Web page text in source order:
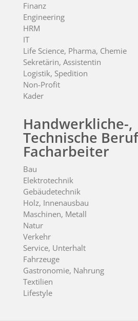
Finanz
Engineering
HRM
IT
Life Science, Pharma, Chemie
Sekretärin, Assistentin
Logistik, Spedition
Non-Profit
Kader
Handwerkliche-,
Technische
Facharbeiter
Bau
Elektrotechnik
Gebäudetechnik
Holz, Innenausbau
Maschinen, Metall
Natur
Verkehr
Service, Unterhalt
Fahrzeuge
Gastronomie, Nahrung
Textilien
Lifestyle